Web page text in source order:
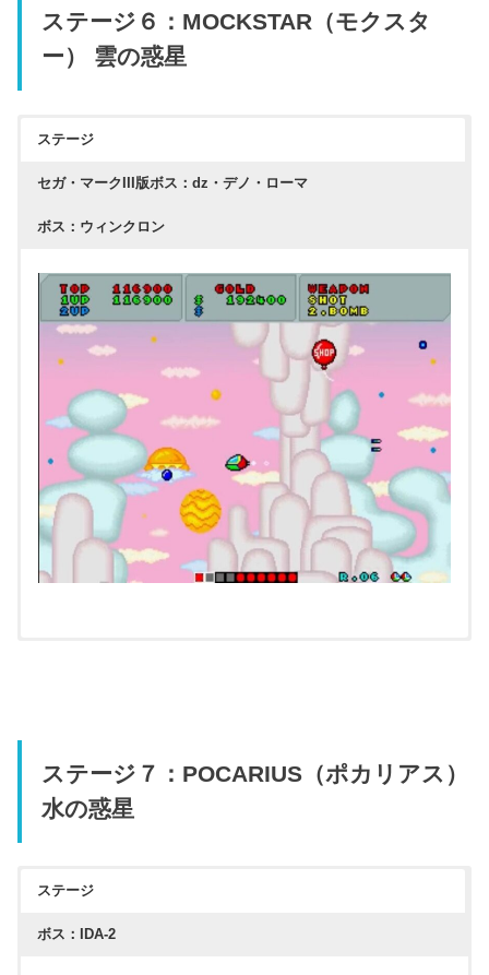
ステージ６：MOCKSTAR（モクスタ
ー） 雲の惑星
ステージ
セガ・マークIII版ボス：dz・デノ・ローマ
ボス：ウィンクロン
ステージ７：POCARIUS（ポカリアス）
水の惑星
ステージ
ボス：IDA-2